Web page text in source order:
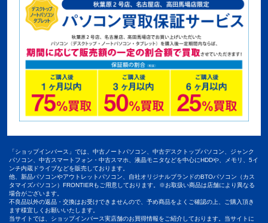
「ショップインバース」では、中古ノートパソコン、中古デスクトップパソコン、ジャンク
パソコン、中古スマートフォン・中古スマホ、液晶モニタなどを中心にHDDや、メモリ、5イ
ンチ内蔵ドライブなどを販売しております。
他、新品パソコンやアウトレットパソコン、自社オリジナルブランドのBTOパソコン（カス
タマイズパソコン）FRONTIERもご用意しております。※お取扱い商品は店舗により異なる
場合がございます。
不良品以外の返品・交換はお受けできませんので、予め商品をよくご確認の上、ご購入頂き
ます様宜しくお願いいたします。
当サイトでは、ショップインバース実店舗のお買得情報をご紹介しております。当サイトに